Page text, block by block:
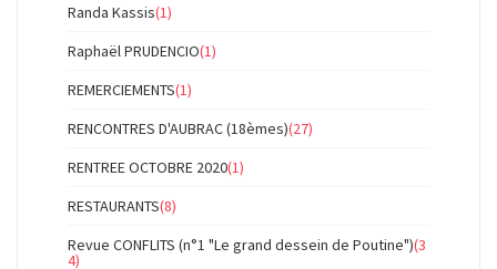
Randa Kassis(1)
Raphaël PRUDENCIO(1)
REMERCIEMENTS(1)
RENCONTRES D'AUBRAC (18èmes)(27)
RENTREE OCTOBRE 2020(1)
RESTAURANTS(8)
Revue CONFLITS (n°1 "Le grand dessein de Poutine")(3
4)